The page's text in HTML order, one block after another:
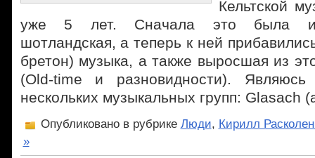
Кельтской
уже 5 лет. Сначала это была
шотландская, а теперь к ней
бретон) музыка, а также выросшая из
(Old-time и разновидности). Являюсь
нескольких музыкальных групп: Glasach
Опубликовано в рубрике Люди, Кирилл
»